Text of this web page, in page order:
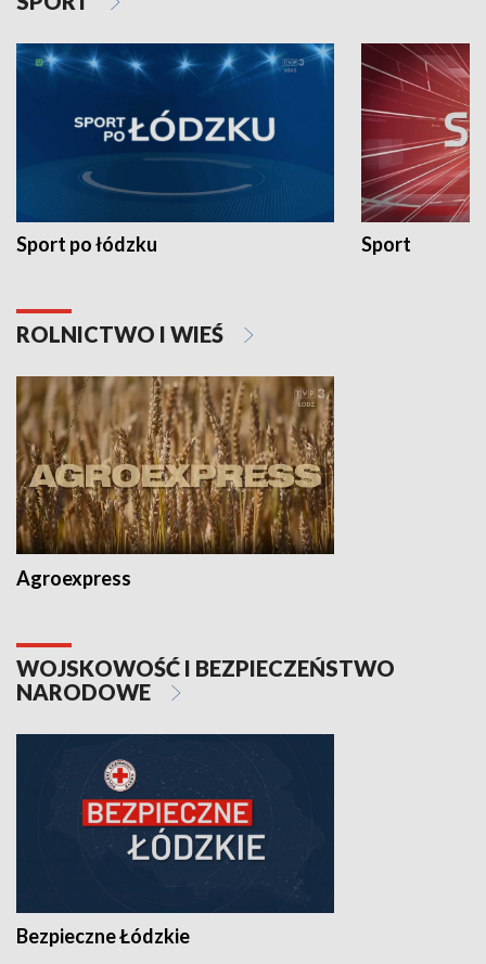
Sport po łódzku Sport
ROLNICTWO I WIEŚ
Agroexpress
WOJSKOWOŚĆ I BEZPIECZEŃSTWO
NARODOWE
Bezpieczne Łódzkie